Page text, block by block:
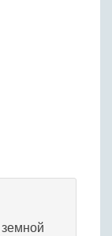
земной